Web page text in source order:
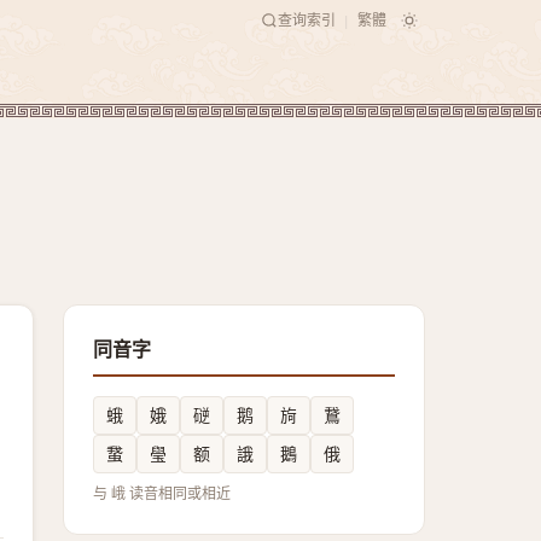
查询索引 繁體
同音字
蛾 娥 磀 鹅 㫊
鵞
䖸
㼂 额 誐 鵝 俄
与 峨 读音相同或相近